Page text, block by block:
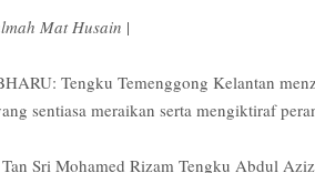
Mat Husain |
Tengku Temenggong Kelantan
sentiasa meraikan serta mengiktiraf
Sri Mohamed Rizam Tengku Abdul